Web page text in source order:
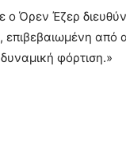
ο Όρεν Έζερ
επιβεβαιωμένη
φόρτιση.»